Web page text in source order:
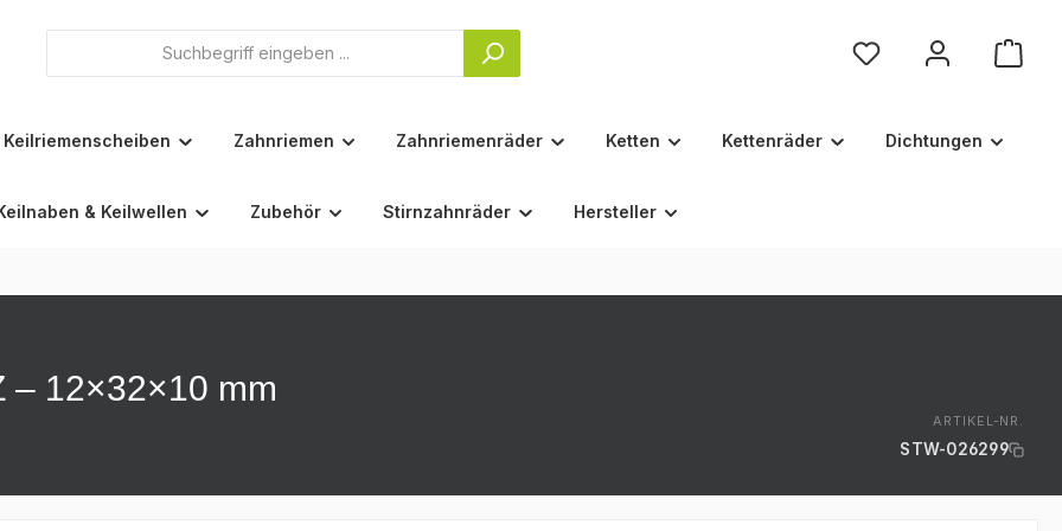
Du hast 0 Produkte
Keilriemenscheiben Zahnriemen Zahnriemenräder Ketten Kettenräder Dichtungen
& Keilwellen Zubehör Stirnzahnräder Hersteller
– 12×32×10 mm
ARTIKEL-NR.
STW-026299